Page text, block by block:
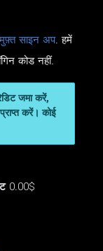
साइन अप. हमें
कोड नहीं.
जमा करें,
करें। कोई
0.00$